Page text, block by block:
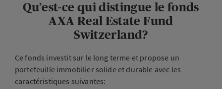
Qu’est-ce qui distingue le fonds
AXA Real Estate Fund
Switzerland?
Ce fonds investit sur le long terme et propose un
portefeuille immobilier solide et durable avec les
caractéristiques suivantes: